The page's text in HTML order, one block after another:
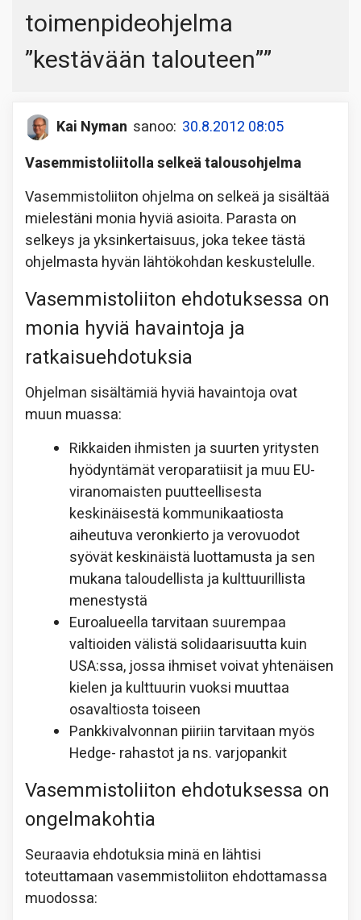
toimenpideohjelma
”kestävään talouteen””
Kai Nyman sanoo: 30.8.2012 08:05
Vasemmistoliitolla selkeä talousohjelma
Vasemmistoliiton ohjelma on selkeä ja sisältää
mielestäni monia hyviä asioita. Parasta on
selkeys ja yksinkertaisuus, joka tekee tästä
ohjelmasta hyvän lähtökohdan keskustelulle.
Vasemmistoliiton ehdotuksessa on
monia hyviä havaintoja ja
ratkaisuehdotuksia
Ohjelman sisältämiä hyviä havaintoja ovat
muun muassa:
Rikkaiden ihmisten ja suurten yritysten
hyödyntämät veroparatiisit ja muu EU-
viranomaisten puutteellisesta
keskinäisestä kommunikaatiosta
aiheutuva veronkierto ja verovuodot
syövät keskinäistä luottamusta ja sen
mukana taloudellista ja kulttuurillista
menestystä
Euroalueella tarvitaan suurempaa
valtioiden välistä solidaarisuutta kuin
USA:ssa, jossa ihmiset voivat yhtenäisen
kielen ja kulttuurin vuoksi muuttaa
osavaltiosta toiseen
Pankkivalvonnan piiriin tarvitaan myös
Hedge- rahastot ja ns. varjopankit
Vasemmistoliiton ehdotuksessa on
ongelmakohtia
Seuraavia ehdotuksia minä en lähtisi
toteuttamaan vasemmistoliiton ehdottamassa
muodossa: